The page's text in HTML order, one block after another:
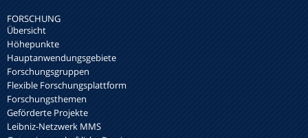
FORSCHUNG
Übersicht
Höhepunkte
Hauptanwendungsgebiete
Forschungsgruppen
Flexible Forschungsplattform
Forschungsthemen
Geförderte Projekte
Leibniz-Netzwerk MMS